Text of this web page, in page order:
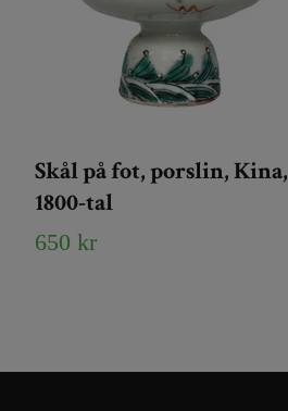
Skål på fot, porslin, Kina,
1800-tal
650 kr